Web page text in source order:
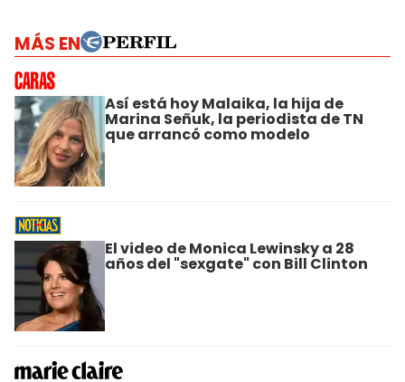
MÁS EN
Así está hoy Malaika, la hija de
Marina Señuk, la periodista de TN
que arrancó como modelo
El video de Monica Lewinsky a 28
años del "sexgate" con Bill Clinton